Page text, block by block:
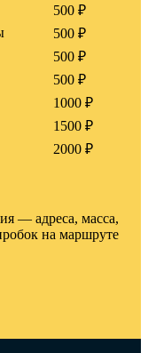
500 ₽
500 ₽
500 ₽
500 ₽
1000 ₽
1500 ₽
2000 ₽
— адреса, масса,
на маршруте